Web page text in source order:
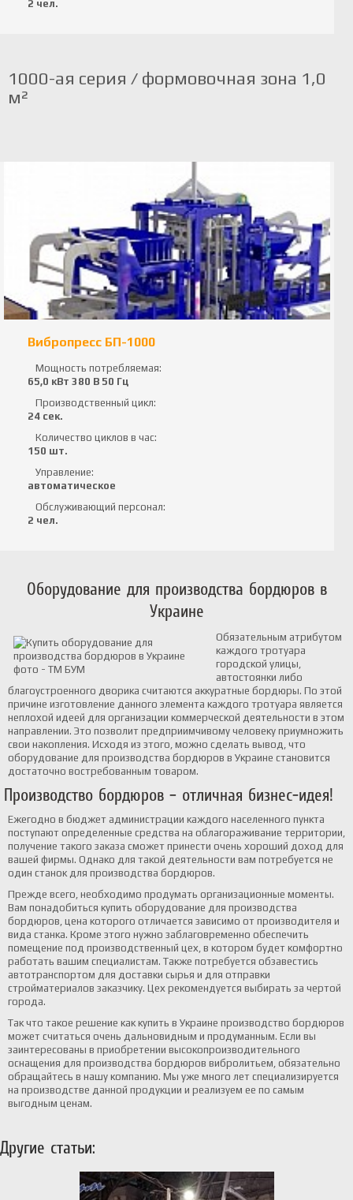
2 чел.
1000-ая серия / формовочная зона 1,0
м²
Вибропресс БП-1000
Мощность потребляемая:
65,0 кВт 380 В 50 Гц
Производственный цикл:
24 сек.
Количество циклов в час:
150 шт.
Управление:
автоматическое
Обслуживающий персонал:
2 чел.
Оборудование для производства бордюров в
Украине
Обязательным атрибутом
каждого тротуара
городской улицы,
автостоянки либо
благоустроенного дворика считаются аккуратные бордюры. По этой
причине изготовление данного элемента каждого тротуара является
неплохой идеей для организации коммерческой деятельности в этом
направлении. Это позволит предприимчивому человеку приумножить
свои накопления. Исходя из этого, можно сделать вывод, что
оборудование для производства бордюров в Украине становится
достаточно востребованным товаром.
Производство бордюров – отличная бизнес-идея!
Ежегодно в бюджет администрации каждого населенного пункта
поступают определенные средства на облагораживание территории,
получение такого заказа сможет принести очень хороший доход для
вашей фирмы. Однако для такой деятельности вам потребуется не
один станок для производства бордюров.
Прежде всего, необходимо продумать организационные моменты.
Вам понадобиться купить оборудование для производства
бордюров, цена которого отличается зависимо от производителя и
вида станка. Кроме этого нужно заблаговременно обеспечить
помещение под производственный цех, в котором будет комфортно
работать вашим специалистам. Также потребуется обзавестись
автотранспортом для доставки сырья и для отправки
стройматериалов заказчику. Цех рекомендуется выбирать за чертой
города.
Так что такое решение как купить в Украине производство бордюров
может считаться очень дальновидным и продуманным. Если вы
заинтересованы в приобретении высокопроизводительного
оснащения для производства бордюров вибролитьем, обязательно
обращайтесь в нашу компанию. Мы уже много лет специализируется
на производстве данной продукции и реализуем ее по самым
выгодным ценам.
Другие статьи: